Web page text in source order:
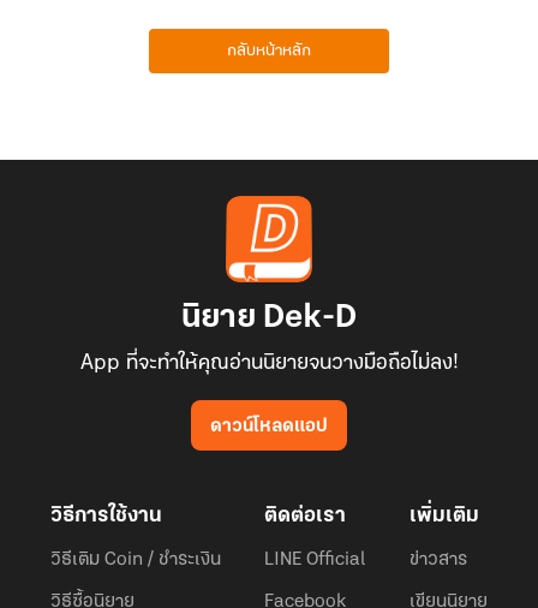
กลับหน้าหลัก
นิยาย Dek-D
App ที่จะทำให้คุณอ่านนิยายจนวางมือถือไม่ลง!
ดาวน์โหลดแอป
วิธีการใช้งาน
วิธีเติม Coin / ชำระเงิน
วิธีซื้อนิยาย
ติดต่อเรา
LINE Official
Facebook
เพิ่มเติม
ข่าวสาร
เขียนนิยาย